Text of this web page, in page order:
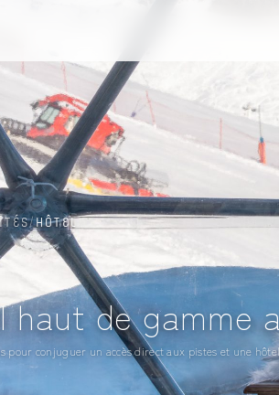
/HÔTEL
haut de gamme
pour conjuguer un accès direct aux pistes et une